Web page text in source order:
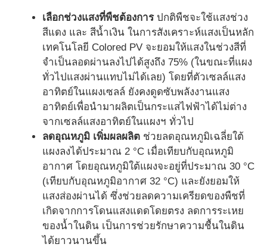
เลือกช่วงแสงที่พืชต้องการปกติพืชจะใช้แสงช่วง
สีแดง และ สีน้ำเงิน ในการสังเคราะห์แสงเป็นหลัก
เทคโนโลยี Colored PV จะยอมให้แสงในช่วงสีที่
จำเป็นลอดผ่านลงไปได้สูงถึง 75% (ในขณะที่แผง
ทั่วไปแสงผ่านแทบไม่ได้เลย) โดยที่ตัวเซลล์แสง
อาทิตย์ในแผงเซลล์ ยังคงดูดซับพลังงานแสง
อาทิตย์เพื่อนำมาผลิตเป็นกระแสไฟฟ้าได้ไม่ต่าง
จากเซลล์แสงอาทิตย์ในแผงฯ ทั่วไป
ลดอุณหภูมิ เพิ่มผลผลิต ช่วยลดอุณหภูมิเฉลี่ยใต้
แผงลงได้ประมาณ 2 °C เมื่อเทียบกับอุณหภูมิ
อากาศ โดยอุณหภูมิใต้แผงจะอยู่ที่ประมาณ 30 °C
(เทียบกับอุณหภูมิอากาศ 32 °C) และยังยอมให้
แสงส่องผ่านได้ ซึ่งช่วยลดความเครียดของพืชที่
เกิดจากการโดนแสงแดดโดยตรง ลดการระเหย
ของน้ำในดิน เป็นการช่วยรักษาความชื้นในดิน
ได้ยาวนานขึ้น